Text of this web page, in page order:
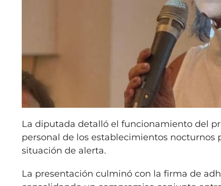
La diputada detalló el funcionamiento del
personal de los establecimientos
situación de alerta.
La presentación culminó con la firma de